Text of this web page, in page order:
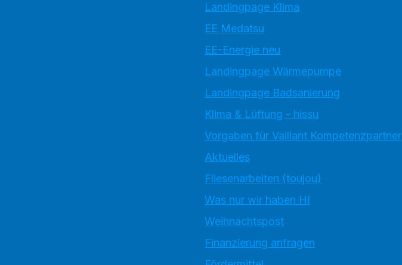
Landingpage Klima
EE Medatsu
EE-Energie neu
Landingpage Wärmepumpe
Landingpage Badsanierung
Klima & Lüftung - hissu
Vorgaben für Vaillant Kompetenzpartner
Aktuelles
Fliesenarbeiten (toujou)
Was nur wir haben HI
Weihnachtspost
Finanzierung anfragen